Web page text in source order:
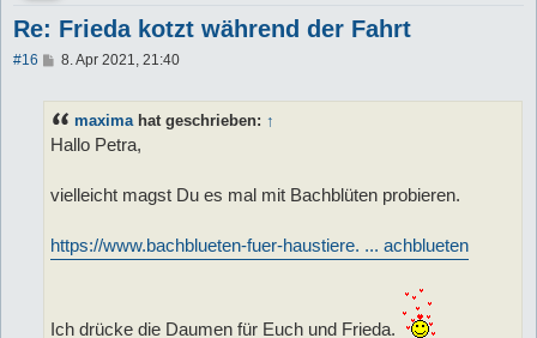
Re: Frieda kotzt während der Fahrt
#16
B
t
r
a
8. Apr 2021, 21:40
maxima hat geschrieben: ↑
Hallo Petra,
vielleicht magst Du es mal mit Bachblüten probieren.
https://www.bachblueten-fuer-haustiere. ... achblueten
Ich drücke die Daumen für Euch und Frieda.